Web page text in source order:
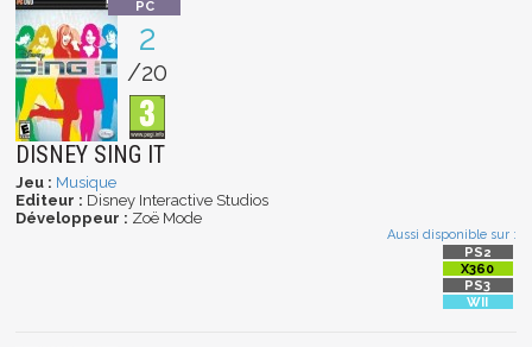
2
/20
DISNEY SING IT
Jeu : Musique
Editeur : Disney Interactive Studios
Développeur : Zoë Mode
Aussi disponible sur :